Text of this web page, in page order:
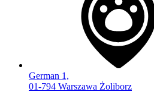
German 1,
01-794 Warszawa Żoliborz